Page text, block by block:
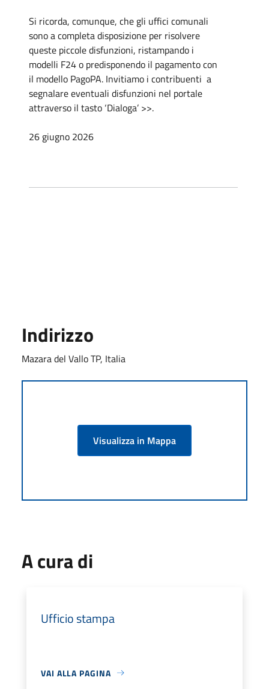
Si ricorda, comunque, che gli uffici comunali
sono a completa disposizione per risolvere
queste piccole disfunzioni, ristampando i
modelli F24 o predisponendo il pagamento con
il modello PagoPA. Invitiamo i contribuenti a
segnalare eventuali disfunzioni nel portale
attraverso il tasto ‘Dialoga’ >>.
26 giugno 2026
Indirizzo
Mazara del Vallo TP, Italia
Visualizza in Mappa
A cura di
Ufficio stampa
VAI ALLA PAGINA